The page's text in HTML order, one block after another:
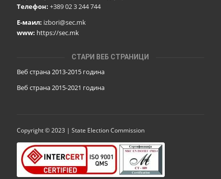
Телефон: +389 02 3 244 744
Е-маил: izbori@sec.mk
www: https://sec.mk
СТАРИ ВЕБ СТРАНИЦИ
Веб страна 2013-2015 година
Веб страна 2015-2021 година
Copyright © 2023 | State Election Commission